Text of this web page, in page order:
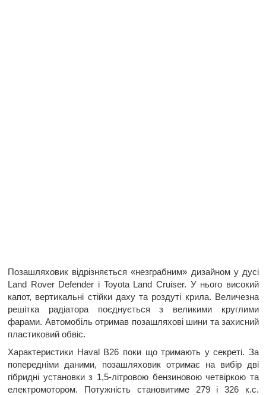
Позашляховик відрізняється «незграбним» дизайном у дусі
Land Rover Defender і Toyota Land Cruiser. У нього високий
капот, вертикальні стійки даху та роздуті крила. Величезна
решітка радіатора поєднується з великими круглими
фарами. Автомобіль отримав позашляхові шини та захисний
пластиковий обвіс.
Характеристики Haval B26 поки що тримають у секреті. За
попередніми даними, позашляховик отримає на вибір дві
гібридні установки з 1,5-літровою бензиновою четвіркою та
електромотором. Потужність становитиме 279 і 326 к.с.